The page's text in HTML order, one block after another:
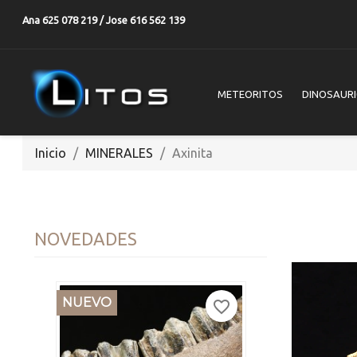
Ana 625 078 219 / Jose 616 562 139
METEORITOS
Inicio MINERALES Axinita
NOVEDADES
NUEVO favorite_border